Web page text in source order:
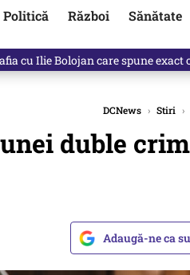
Politică Război Sănătate
Ilie Bolojan? Ce spune Mircea
DCNews › Stiri ›
duble
Adaugă-ne ca